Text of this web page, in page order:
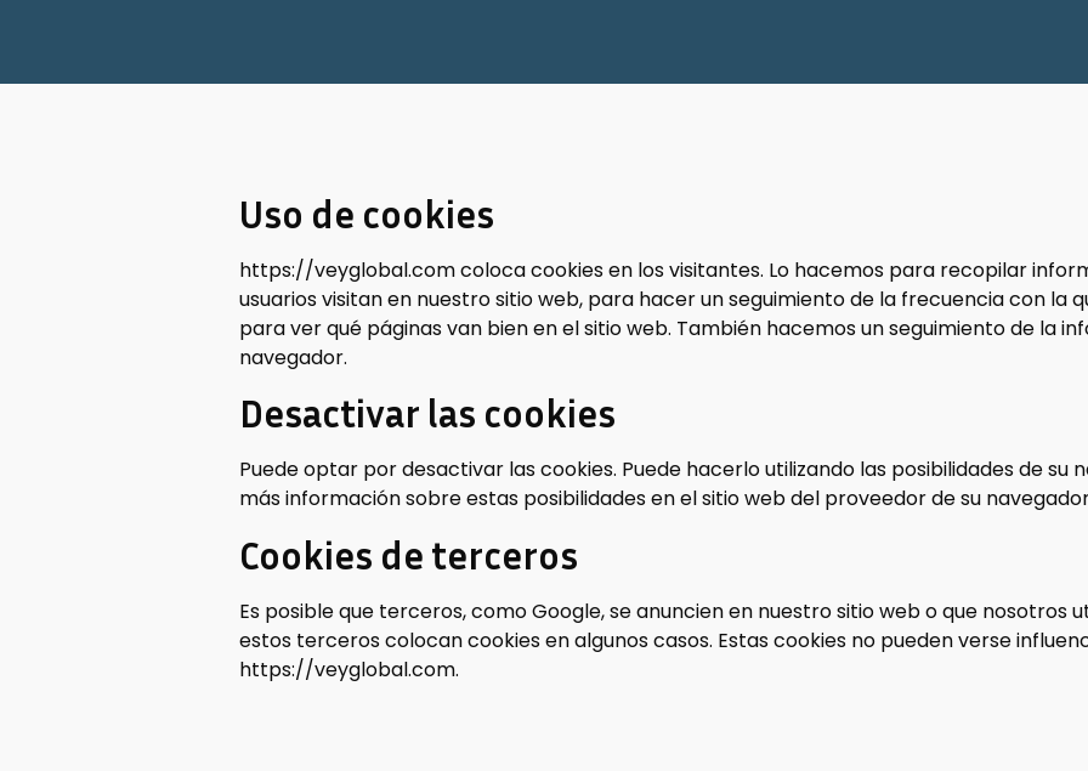
Uso de cookies
https://veyglobal.com coloca cookies en los visitantes. Lo hacemos para recopilar
usuarios visitan en nuestro sitio web, para hacer un seguimiento de la frecuencia con la
para ver qué páginas van bien en el sitio web. También hacemos un seguimiento de la
navegador.
Desactivar las cookies
Puede optar por desactivar las cookies. Puede hacerlo utilizando las posibilidades de su
más información sobre estas posibilidades en el sitio web del proveedor de su
Cookies de terceros
Es posible que terceros, como Google, se anuncien en nuestro sitio web o que nosotros
estos terceros colocan cookies en algunos casos. Estas cookies no pueden verse
https://veyglobal.com.